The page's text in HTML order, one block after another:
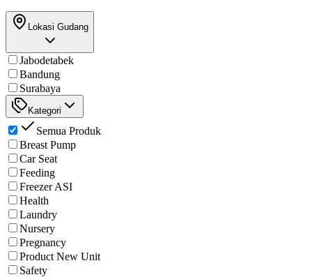
Lokasi Gudang
Jabodetabek
Bandung
Surabaya
Kategori
Semua Produk
Breast Pump
Car Seat
Feeding
Freezer ASI
Health
Laundry
Nursery
Pregnancy
Product New Unit
Safety